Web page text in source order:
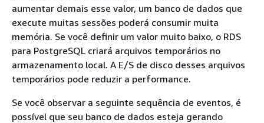
aumentar demais esse valor, um banco de dados que
execute muitas sessões poderá consumir muita
memória. Se você definir um valor muito baixo, o RDS
para PostgreSQL criará arquivos temporários no
armazenamento local. A E/S de disco desses arquivos
temporários pode reduzir a performance.
Se você observar a seguinte sequência de eventos, é
possível que seu banco de dados esteja gerando